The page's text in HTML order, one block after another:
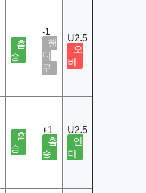
홈
승
-1
핸
디
무
U2.5
오
버
홈
승
+1
홈
승
U2.5
언
더